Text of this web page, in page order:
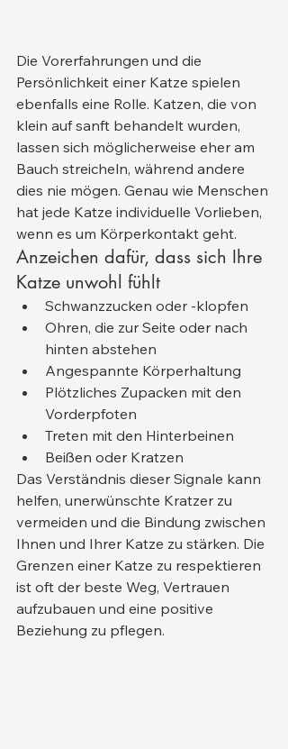
Die Vorerfahrungen und die
Persönlichkeit einer Katze spielen
ebenfalls eine Rolle. Katzen, die von
klein auf sanft behandelt wurden,
lassen sich möglicherweise eher am
Bauch streicheln, während andere
dies nie mögen. Genau wie Menschen
hat jede Katze individuelle Vorlieben,
wenn es um Körperkontakt geht.
Anzeichen dafür, dass sich Ihre
Katze unwohl fühlt
Schwanzzucken oder -klopfen
Ohren, die zur Seite oder nach
hinten abstehen
Angespannte Körperhaltung
Plötzliches Zupacken mit den
Vorderpfoten
Treten mit den Hinterbeinen
Beißen oder Kratzen
Das Verständnis dieser Signale kann
helfen, unerwünschte Kratzer zu
vermeiden und die Bindung zwischen
Ihnen und Ihrer Katze zu stärken. Die
Grenzen einer Katze zu respektieren
ist oft der beste Weg, Vertrauen
aufzubauen und eine positive
Beziehung zu pflegen.